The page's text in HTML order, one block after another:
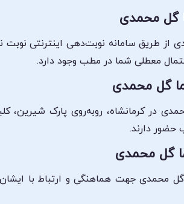
گل محمدی
از طریق سامانه نوبت‌دهی اینترنتی
معطلی شما در مطب وجود دارد.
گل محمدی
در کرمانشاه، روبه‌روی پارک شیرین،
حضور دارند.
گل محمدی